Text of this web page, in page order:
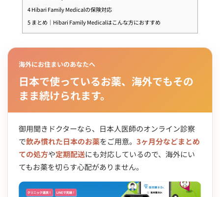
4Hibari Family Medicalの保険対応
5 まとめ｜Hibari Family Medicalはこんな方におすすめ
海外にお住まいのあなたへ
日本で使っているお薬、海外でもその
まま続けられます。
御用聞きドクターなら、日本人医師のオンライン診察
で飲み慣れた日本のお薬をご用意。 3ヶ月分などまとめ
ての処方や定期配送にも対応しているので、海外にい
てもお薬を切らす心配がありません。